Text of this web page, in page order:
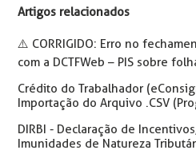
Artigos relacionados
⚠️ CORRIGIDO: Erro no
com a DCTFWeb – PIS sobre
Crédito do Trabalhador
Importação do Arquivo .CSV
DIRBI - Declaração de
Imunidades de Natureza